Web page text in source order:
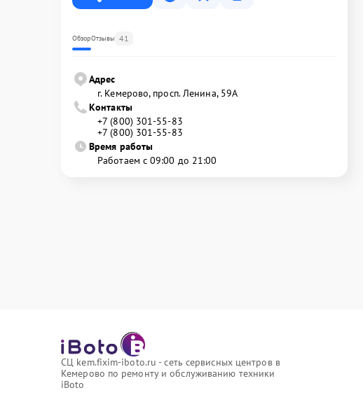
ОбзорОтзывы 41
Адрес
г. Кемерово, просп. Ленина, 59А
Контакты
+7 (800) 301-55-83
+7 (800) 301-55-83
Время работы
Работаем с 09:00 до 21:00
СЦ kem.fixim-iboto.ru - сеть сервисных центров в
Кемерово по ремонту и обслуживанию техники
iBoto